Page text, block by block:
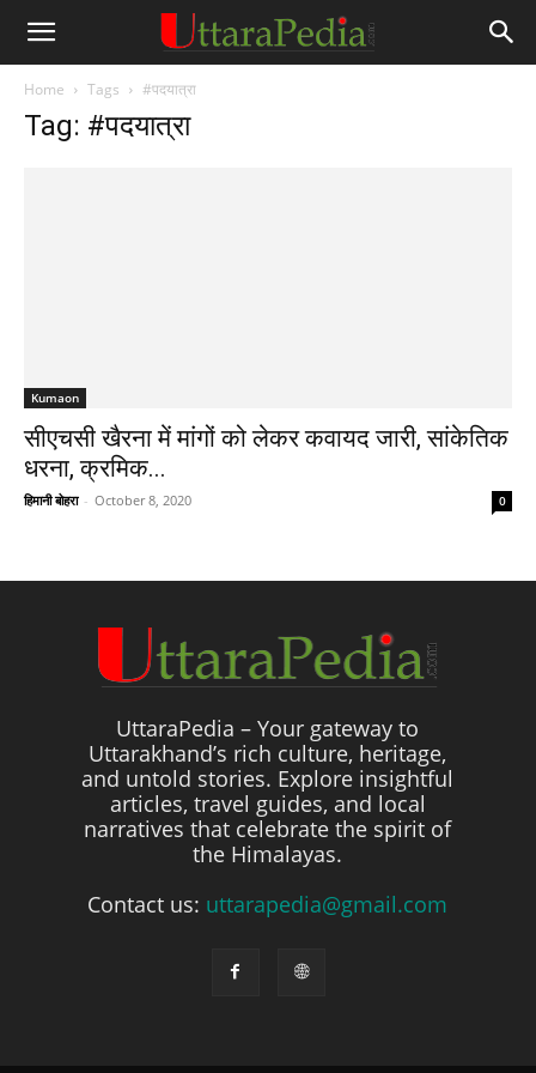
Home Tags #पदयात्रा
Tag: #पदयात्रा
Kumaon
सीएचसी खैरना में मांगों को लेकर कवायद जारी, सांकेतिक
धरना, क्रमिक...
हिमानी बोहरा - October 8, 2020 0
UttaraPedia – Your gateway to
Uttarakhand’s rich culture, heritage,
and untold stories. Explore insightful
articles, travel guides, and local
narratives that celebrate the spirit of
the Himalayas.
Contact us: uttarapedia@gmail.com